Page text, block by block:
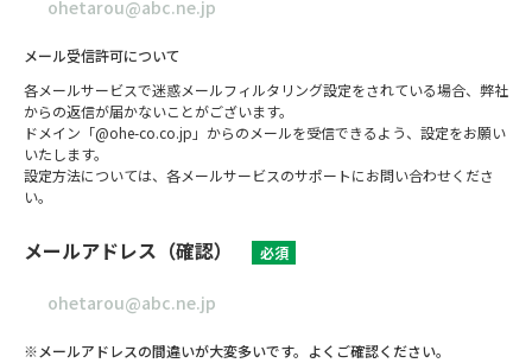
メール受信許可について
各メールサービスで迷惑メールフィルタリング設定をされている場合、弊社
からの返信が届かないことがございます。
ドメイン「@ohe-co.co.jp」からのメールを受信できるよう、設定をお願い
いたします。
設定方法については、各メールサービスのサポートにお問い合わせくださ
い。
メールアドレス（確認） 必須
※メールアドレスの間違いが大変多いです。よくご確認ください。